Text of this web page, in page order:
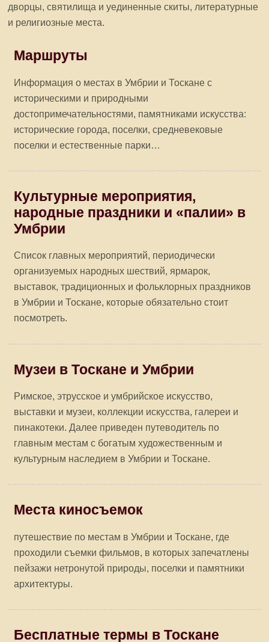
дворцы, святилища и уединенные скиты, литературные
и религиозные места.
Маршруты
Информация о местах в Умбрии и Тоскане с
историческими и природными
достопримечательностями, памятниками искусства:
исторические города, поселки, средневековые
поселки и естественные парки…
Культурные мероприятия,
народные праздники и «палии» в
Умбрии
Список главных мероприятий, периодически
организуемых народных шествий, ярмарок,
выставок, традиционных и фольклорных праздников
в Умбрии и Тоскане, которые обязательно стоит
посмотреть.
Музеи в Тоскане и Умбрии
Римское, этрусское и умбрийское искусство,
выставки и музеи, коллекции искусства, галереи и
пинакотеки. Далее приведен путеводитель по
главным местам с богатым художественным и
культурным наследием в Умбрии и Тоскане.
Места киносъемок
путешествие по местам в Умбрии и Тоскане, где
проходили съемки фильмов, в которых запечатлены
пейзажи нетронутой природы, поселки и памятники
архитектуры.
Бесплатные термы в Тоскане